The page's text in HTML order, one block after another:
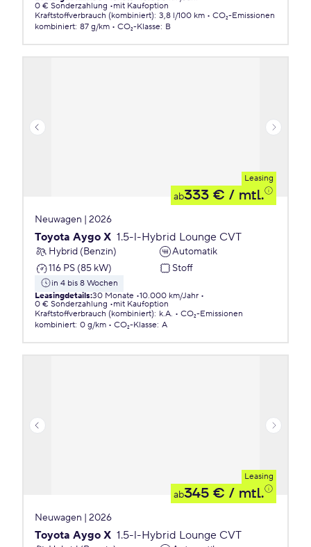
0 € Sonderzahlung
mit Kaufoption
Kraftstoffverbrauch (kombiniert): 3,8 l/100 km
CO₂-Emissionen
kombiniert: 87 g/km CO₂-Klasse: B
Leasing
ab333 € / mtl.
Neuwagen | 2026
Toyota Aygo X 1.5-l-Hybrid Lounge CVT
Hybrid (Benzin)
Automatik
116 PS (85 kW)
Stoff
in 4 bis 8 Wochen
Leasingdetails:30 Monate 10.000 km/Jahr
0 € Sonderzahlung
mit Kaufoption
Kraftstoffverbrauch (kombiniert): k.A.
CO₂-Emissionen
kombiniert: 0 g/km CO₂-Klasse: A
Leasing
ab345 € / mtl.
Neuwagen | 2026
Toyota Aygo X 1.5-l-Hybrid Lounge CVT